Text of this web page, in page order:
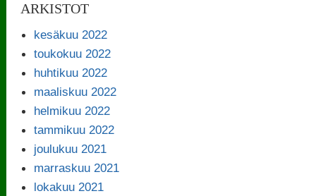
ARKISTOT
kesäkuu 2022
toukokuu 2022
huhtikuu 2022
maaliskuu 2022
helmikuu 2022
tammikuu 2022
joulukuu 2021
marraskuu 2021
lokakuu 2021